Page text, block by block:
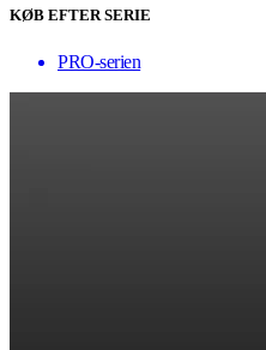
KØB EFTER SERIE
PRO-serien